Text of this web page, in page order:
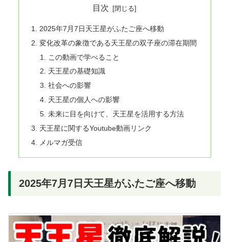
目次
2025年7月7日天王星がふたご座へ移動
変化改革の象徴である天王星の双子座の滞在期間
この動画で学べること
天王星の基礎知識
社会への影響
天王星の個人への影響
未来に目を向けて、天王星を活用する方法
天王星に関するYoutube動画リンク
メルマガ受信
2025年7月7日天王星がふたご座へ移動